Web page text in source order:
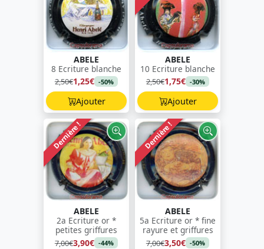
ABELE
8 Ecriture blanche
2,50€1,25€ -50%
Ajouter
ABELE
10 Ecriture blanche
2,50€1,75€ -30%
Ajouter
Dernière !
ABELE
2a Ecriture or *
petites griffures
7,00€3,90€ -44%
Dernière !
ABELE
5a Ecriture or * fine
rayure et griffures
7,00€3,50€ -50%